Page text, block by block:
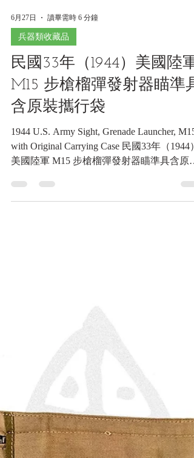
博物館館藏》 1. 基本資料 文物名稱： 民國
年（1944）美國陸軍 M15 步槍榴彈發射器瞄
Army Sight, Grenade Launcher, M15 with
Original Carrying Case 製造年份： 攜行袋為
國33年（1944年，依袋內印記判定）；瞄準
本體無年份印記，依配套關係推定為同期。
製造單位： 貝爾斯製造公司 Bearse Mfg. Co.